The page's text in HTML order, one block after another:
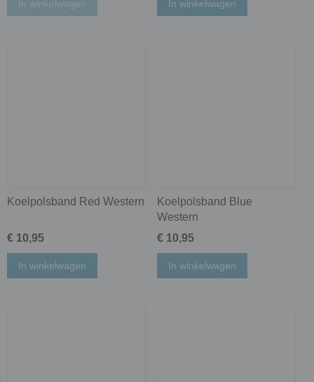
In winkelwagen In winkelwagen
Koelpolsband Red Western
€ 10,95
In winkelwagen
Koelpolsband Blue
Western
€ 10,95
In winkelwagen